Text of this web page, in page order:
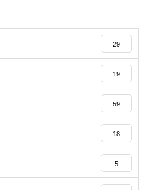
29
19
59
18
5